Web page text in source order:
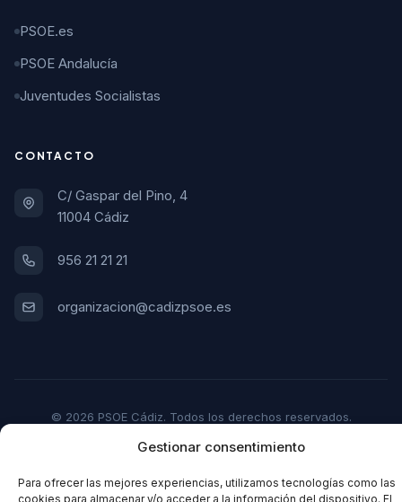
Gestionar consentimiento
Para ofrecer las mejores experiencias, utilizamos tecnologías como las
cookies para almacenar y/o acceder a la información del dispositivo. El
PSOE.es
PSOE Andalucía
Juventudes Socialistas
CONTACTO
C/ Gaspar del Pino, 4
11004 Cádiz
956 21 21 21
organizacion@cadizpsoe.es
© 2026 PSOE Cádiz. Todos los derechos reservados.
Política de Privacidad Política de Cookies